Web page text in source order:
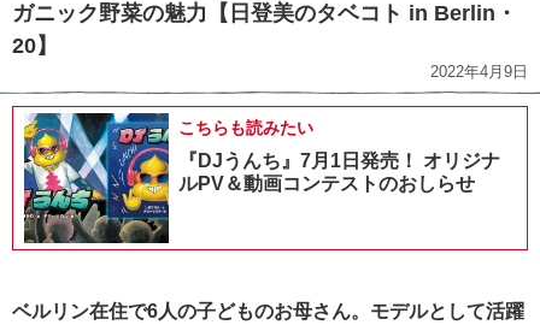
ガニック野菜の魅力【日登美のタベコト in Berlin・
20】
2022年4月9日
こちらも読みたい
『DJうんち』7月1日発売！ オリジナ
ルPV＆動画コンテストのおしらせ
ベルリン在住で6人の子どものお母さん。モデルとして活躍